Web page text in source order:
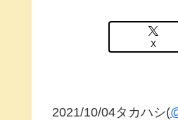
X
2021/10/04タカハシ(